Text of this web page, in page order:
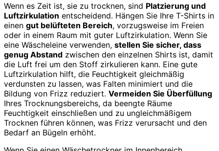
Wenn es Zeit ist, sie zu trocknen, sind Platzierung und
Luftzirkulation entscheidend. Hängen Sie Ihre T-Shirts in
einen gut belüfteten Bereich, vorzugsweise im Freien
oder in einem Raum mit guter Luftzirkulation. Wenn Sie
eine Wäscheleine verwenden, stellen Sie sicher, dass
genug Abstand zwischen den einzelnen Shirts ist, damit
die Luft frei um den Stoff zirkulieren kann. Eine gute
Luftzirkulation hilft, die Feuchtigkeit gleichmäßig
verdunsten zu lassen, was Falten minimiert und die
Bildung von Frizz reduziert. Vermeiden Sie Überfüllung
Ihres Trocknungsbereichs, da beengte Räume
Feuchtigkeit einschließen und zu ungleichmäßigem
Trocknen führen können, was Frizz verursacht und den
Bedarf an Bügeln erhöht.